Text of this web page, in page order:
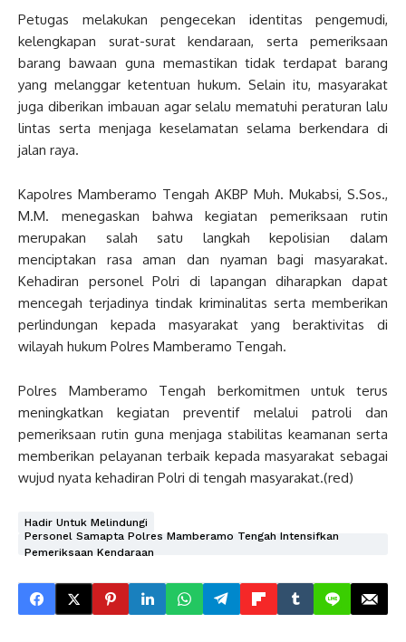
Petugas melakukan pengecekan identitas pengemudi,
kelengkapan surat-surat kendaraan, serta pemeriksaan
barang bawaan guna memastikan tidak terdapat barang
yang melanggar ketentuan hukum. Selain itu, masyarakat
juga diberikan imbauan agar selalu mematuhi peraturan lalu
lintas serta menjaga keselamatan selama berkendara di
jalan raya.
Kapolres Mamberamo Tengah AKBP Muh. Mukabsi, S.Sos.,
M.M. menegaskan bahwa kegiatan pemeriksaan rutin
merupakan salah satu langkah kepolisian dalam
menciptakan rasa aman dan nyaman bagi masyarakat.
Kehadiran personel Polri di lapangan diharapkan dapat
mencegah terjadinya tindak kriminalitas serta memberikan
perlindungan kepada masyarakat yang beraktivitas di
wilayah hukum Polres Mamberamo Tengah.
Polres Mamberamo Tengah berkomitmen untuk terus
meningkatkan kegiatan preventif melalui patroli dan
pemeriksaan rutin guna menjaga stabilitas keamanan serta
memberikan pelayanan terbaik kepada masyarakat sebagai
wujud nyata kehadiran Polri di tengah masyarakat.(red)
Hadir Untuk Melindungi
Personel Samapta Polres Mamberamo Tengah Intensifkan
Pemeriksaan Kendaraan